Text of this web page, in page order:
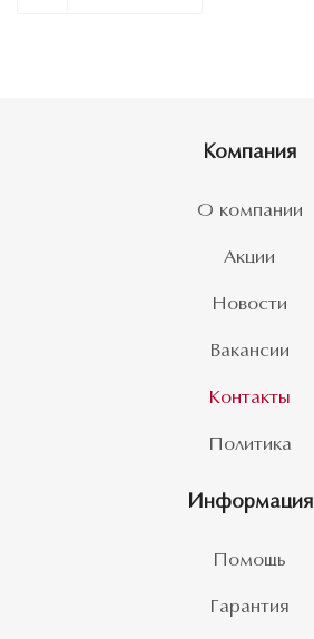
Компания
О компании
Акции
Новости
Вакансии
Контакты
Политика
Информация
Помощь
Гарантия